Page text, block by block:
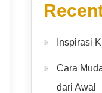
Inspirasi
Cara
dari Awal